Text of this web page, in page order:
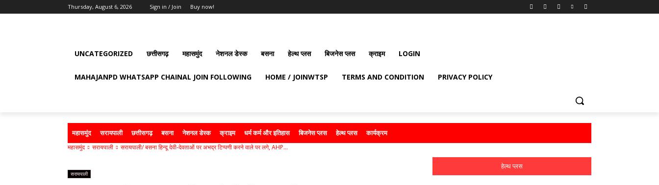
Thursday, August 6, 2026 Sign in / Join Buy now!
UNCATEGORIZED छत्तीसगढ़ महासमुंद नेशनल डेस्क बसना हेल्थ प्लस बिजनेस प्लस क्राइम LOGIN
MAHAJANPD WHATSAPP CHAINAL JOIN FOLLOWING HOME / JOINWTSP TERMS AND CONDITION PRIVACY POLICY
महासमुंद सरायपाली छत्तीसगढ़ बसना नेशनल डेस्क क्राइम धर्म कर्म और इतिहास बिजनेस प्लस हेल्थ प्लस कार्यक्रम
महासमुंद सरायपाली सरायपाली/ बसना हिन्दू देवी-देवताओं पर अभद्र टिप्पणी करने वाले पर लगे, AHP...
सरायपाली
हेल्थ प्लस